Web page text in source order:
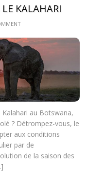
KALAHARI
Kalahari au Botswana,
? Détrompez-vous, le
aux conditions
par de
de la saison des